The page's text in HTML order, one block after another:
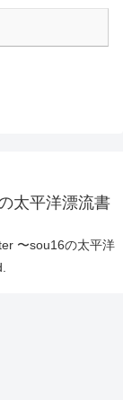
太平洋漂流書
〜sou16の太平洋